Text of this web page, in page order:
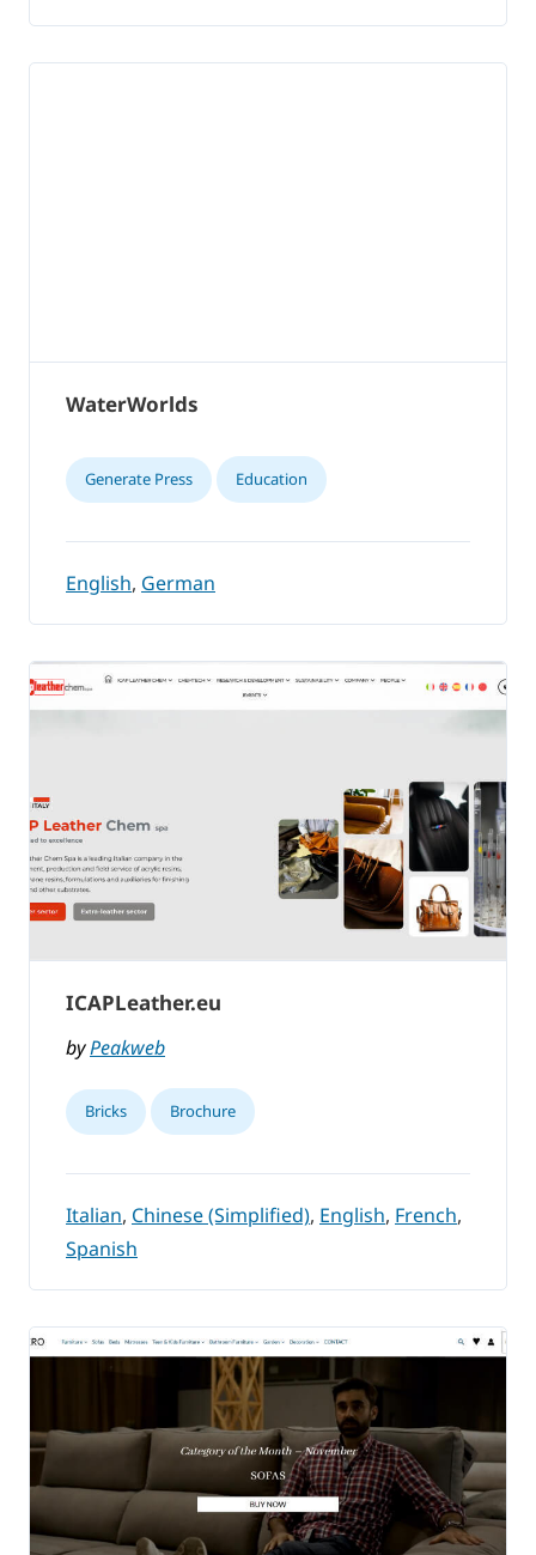
WaterWorlds
Generate Press Education
English, German
ICAPLeather.eu
byPeakweb
Bricks Brochure
Italian, Chinese (Simplified), English, French,
Spanish